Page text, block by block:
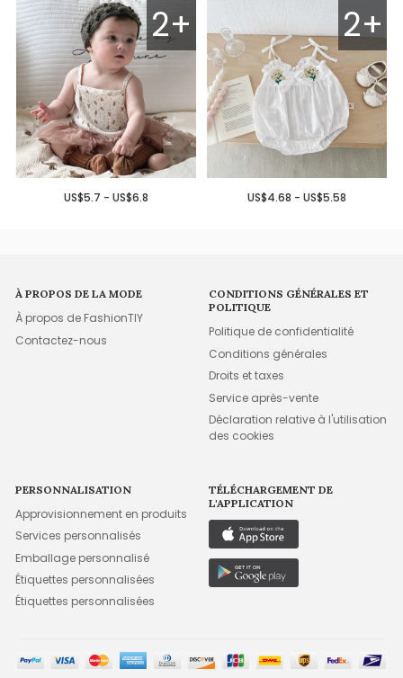
2+
US$5.7 - US$6.8
2+
US$4.68 - US$5.58
À PROPOS DE LA MODE
À propos de FashionTIY
Contactez-nous
CONDITIONS GÉNÉRALES ET
POLITIQUE
Politique de confidentialité
Conditions générales
Droits et taxes
Service après-vente
Déclaration relative à l'utilisation
des cookies
PERSONNALISATION
Approvisionnement en produits
Services personnalisés
Emballage personnalisé
Étiquettes personnalisées
Étiquettes personnalisées
TÉLÉCHARGEMENT DE
L'APPLICATION